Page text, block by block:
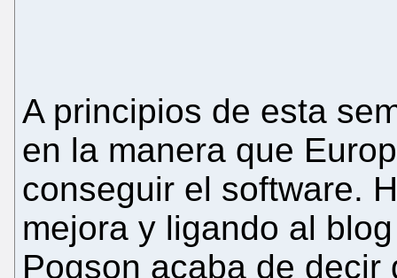
A principios de esta
en la manera que
conseguir el software.
mejora y ligando al
Pogson acaba de